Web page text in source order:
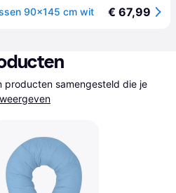
90x145 cm wit € 67,99
producten samengesteld die je